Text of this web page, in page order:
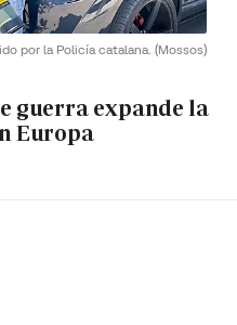
por la Policía catalana. (Mossos)
guerra expande la
Europa